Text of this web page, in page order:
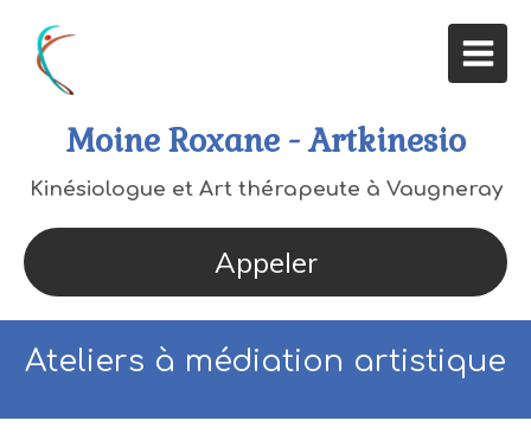
Moine Roxane - Artkinesio
Kinésiologue et Art thérapeute à Vaugneray
Appeler
Ateliers à médiation artistique